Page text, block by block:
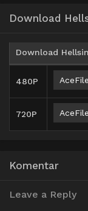
Download
Download
480P AceFile
720P AceFile
Komentar
Leave a Reply